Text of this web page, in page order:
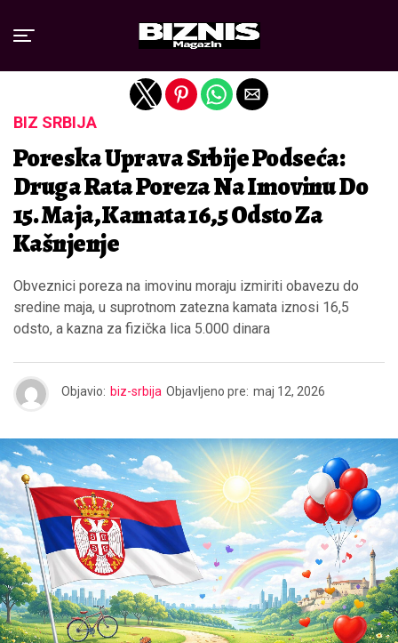
BIZ SRBIJA
Poreska Uprava Srbije Podseća:
Druga Rata Poreza Na Imovinu Do
15. Maja, Kamata 16,5 Odsto Za
Kašnjenje
Obveznici poreza na imovinu moraju izmiriti obavezu do
sredine maja, u suprotnom zatezna kamata iznosi 16,5
odsto, a kazna za fizička lica 5.000 dinara
Objavio: biz-srbija Objavljeno pre: maj 12, 2026
Exit mobile version